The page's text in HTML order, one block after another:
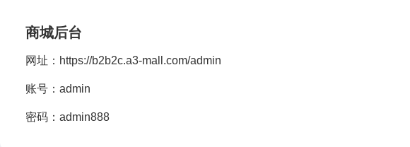
商城后台
网址： https://b2b2c.a3-mall.com/admin
账号：admin
密码：admin888